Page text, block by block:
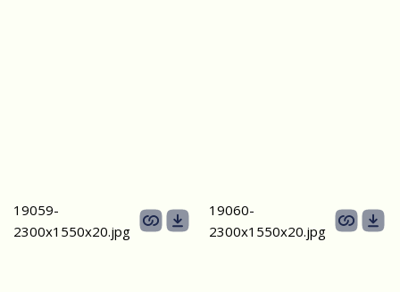
19059-
2300х1550x20.jpg
19060-
2300х1550x20.jpg